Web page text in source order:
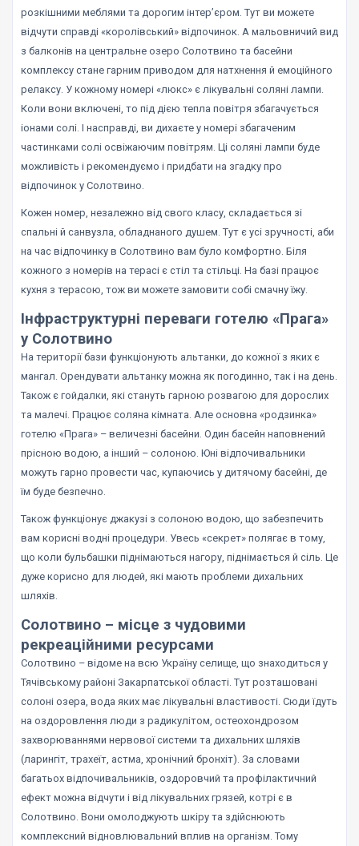
розкішними меблями та дорогим інтер’єром. Тут ви можете
відчути справді «королівський» відпочинок. А мальовничий вид
з балконів на центральне озеро Солотвино та басейни
комплексу стане гарним приводом для натхнення й емоційного
релаксу. У кожному номері «люкс» є лікувальні соляні лампи.
Коли вони включені, то під дією тепла повітря збагачується
іонами солі. І насправді, ви дихаєте у номері збагаченим
частинками солі освіжаючим повітрям. Ці соляні лампи буде
можливість і рекомендуємо і придбати на згадку про
відпочинок у Солотвино.
Кожен номер, незалежно від свого класу, складається зі
спальні й санвузла, обладнаного душем. Тут є усі зручності, аби
на час відпочинку в Солотвино вам було комфортно. Біля
кожного з номерів на терасі є стіл та стільці. На базі працює
кухня з терасою, тож ви можете замовити собі смачну їжу.
Інфраструктурні переваги готелю «Прага»
у Солотвино
На території бази функціонують альтанки, до кожної з яких є
мангал. Орендувати альтанку можна як погодинно, так і на день.
Також є гойдалки, які стануть гарною розвагою для дорослих
та малечі. Працює соляна кімната. Але основна «родзинка»
готелю «Прага» – величезні басейни. Один басейн наповнений
прісною водою, а інший – солоною. Юні відпочивальники
можуть гарно провести час, купаючись у дитячому басейні, де
їм буде безпечно.
Також функціонує джакузі з солоною водою, що забезпечить
вам корисні водні процедури. Увесь «секрет» полягає в тому,
що коли бульбашки піднімаються нагору, піднімається й сіль. Це
дуже корисно для людей, які мають проблеми дихальних
шляхів.
Солотвино – місце з чудовими
рекреаційними ресурсами
Солотвино – відоме на всю Україну селище, що знаходиться у
Тячівському районі Закарпатської області. Тут розташовані
солоні озера, вода яких має лікувальні властивості. Сюди їдуть
на оздоровлення люди з радикулітом, остеохондрозом
захворюваннями нервової системи та дихальних шляхів
(ларингіт, трахеїт, астма, хронічний бронхіт). За словами
багатьох відпочивальників, оздоровчий та профілактичний
ефект можна відчути і від лікувальних грязей, котрі є в
Солотвино. Вони омолоджують шкіру та здійснюють
комплексний відновлювальний вплив на організм. Тому